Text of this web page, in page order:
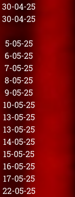
30-04-25
30-04-25
5-05-25
6-05-25
7-05-25
8-05-25
9-05-25
10-05-25
13-05-25
13-05-25
14-05-25
15-05-25
16-05-25
17-05-25
22-05-25